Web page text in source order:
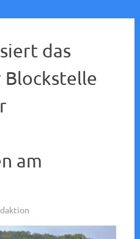
das
Blockstelle
am